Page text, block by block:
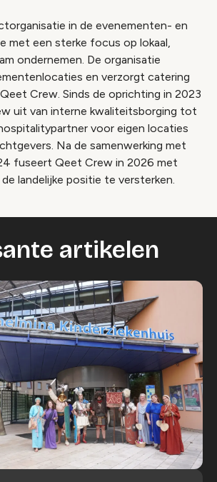
in de evenementen- en
met een sterke focus op lokaal,
ondernemen. De organisatie
en verzorgt catering
Crew. Sinds de oprichting in 2023
uit van interne kwaliteitsborging tot
voor eigen locaties
Na de samenwerking met
fuseert Qeet Crew in 2026 met
landelijke positie te versterken.
artikelen